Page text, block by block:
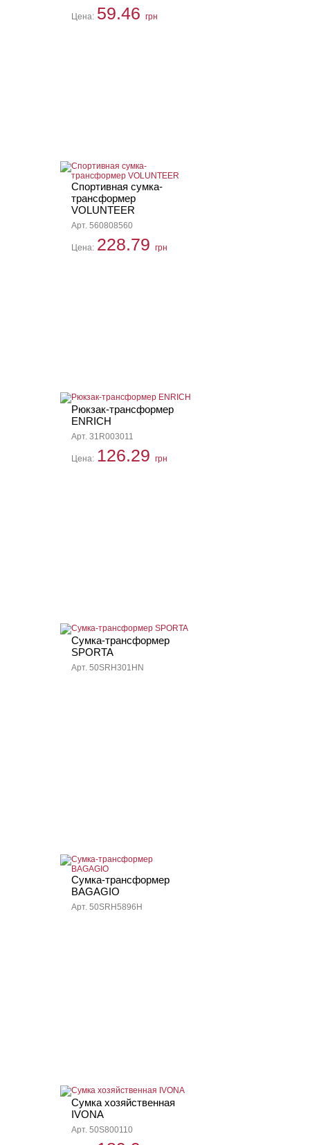
Цена: 59.46 грн
Спортивная сумка-
трансформер
VOLUNTEER
Арт. 560808560
Цена: 228.79 грн
Рюкзак-трансформер
ENRICH
Арт. 31R003011
Цена: 126.29 грн
Сумка-трансформер
SPORTA
Арт. 50SRH301HN
Сумка-трансформер
BAGAGIO
Арт. 50SRH5896H
Сумка хозяйственная
IVONA
Арт. 50S800110